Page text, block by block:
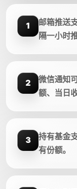
1
邮箱推送
隔一小时
2
微信通知
额、当日
3
持有基金
有份额。